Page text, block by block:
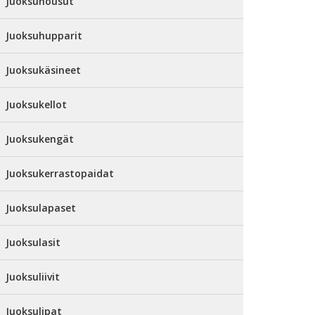
Juoksuhupparit
Juoksukäsineet
Juoksukellot
Juoksukengät
Juoksukerrastopaidat
Juoksulapaset
Juoksulasit
Juoksuliivit
Juoksulipat